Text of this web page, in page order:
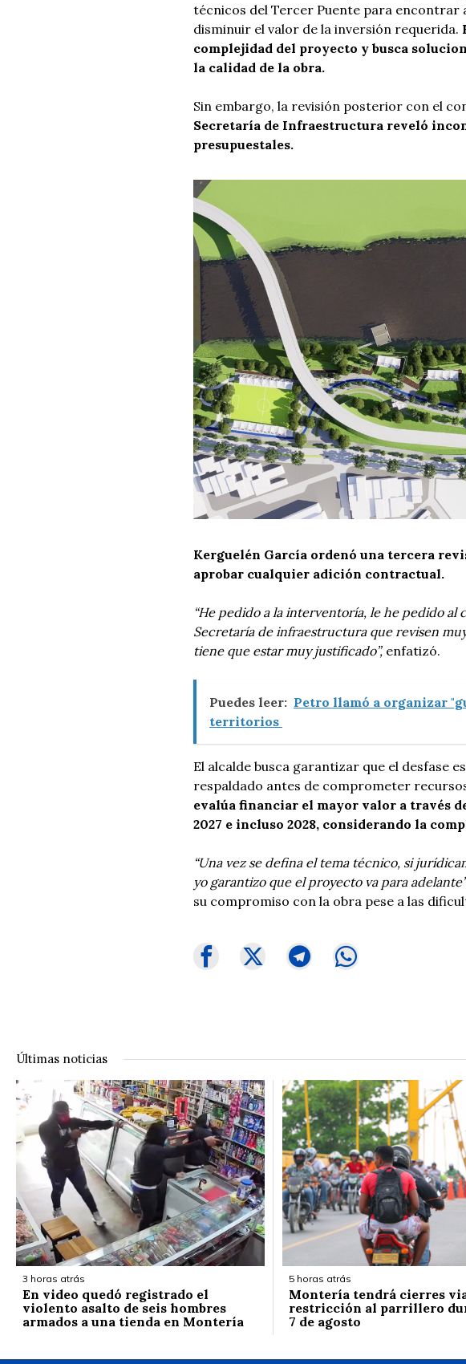
técnicos del Tercer Puente para encontrar
disminuir el valor de la inversión requerida.
complejidad del proyecto y busca
la calidad de la obra.
Sin embargo, la revisión posterior con el
Secretaría de Infraestructura reveló
presupuestales.
Kerguelén García ordenó una tercera
aprobar cualquier adición contractual.
“He pedido a la interventoría, le he pedido al
Secretaría de infraestructura que revisen
tiene que estar muy justificado”, enfatizó.
Puedes leer: Petro llamó a organizar
territorios
El alcalde busca garantizar que el desfase
respaldado antes de comprometer
evalúa financiar el mayor valor a través
2027 e incluso 2028, considerando la
“Una vez se defina el tema técnico, si
yo garantizo que el proyecto va para
su compromiso con la obra pese a las
Últimas noticias
3 horas atrás
En video quedó registrado el
violento asalto de seis hombres
armados a una tienda en Montería
5 horas atrás
Montería tendrá cierres
restricción al parrillero
7 de agosto